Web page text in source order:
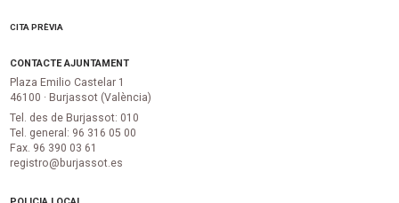
CITA PRÈVIA
CONTACTE AJUNTAMENT
Plaza Emilio Castelar 1
46100 · Burjassot (València)
Tel. des de Burjassot: 010
Tel. general: 96 316 05 00
Fax. 96 390 03 61
registro@burjassot.es